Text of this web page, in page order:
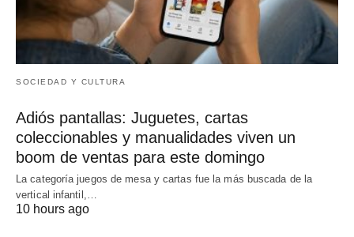
SOCIEDAD Y CULTURA
Adiós pantallas: Juguetes, cartas
coleccionables y manualidades viven un
boom de ventas para este domingo
La categoría juegos de mesa y cartas fue la más buscada de la
vertical infantil,…
10 hours ago